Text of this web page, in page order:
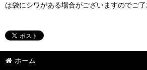
は袋にシワがある場合がございますのでご了
ホーム